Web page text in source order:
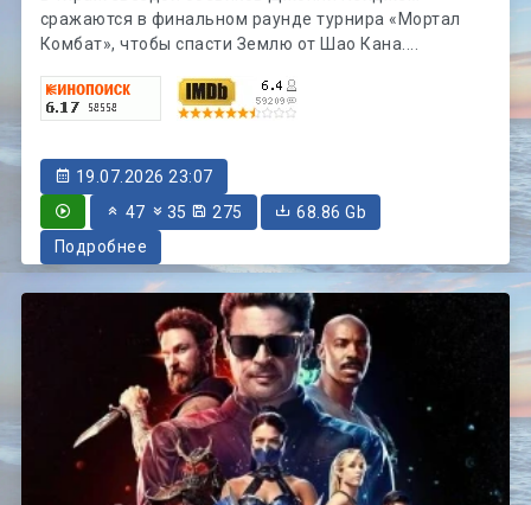
сражаются в финальном раунде турнира «Мортал
Комбат», чтобы спасти Землю от Шао Кана....
19.07.2026 23:07
47
35 275
68.86 Gb
Подробнее